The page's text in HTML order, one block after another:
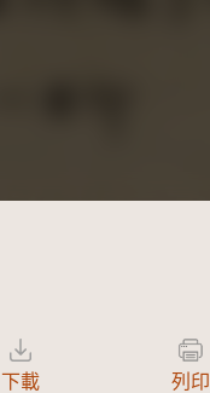
下載 列印